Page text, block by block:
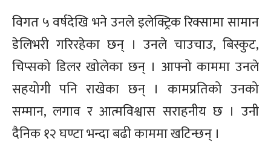
विगत ५ वर्षदेखि भने उनले इलेक्ट्रिक रिक्सामा सामान
डेलिभरी गरिरहेका छन् । उनले चाउचाउ, बिस्कुट,
चिप्सको डिलर खोलेका छन् । आफ्नो काममा उनले
सहयोगी पनि राखेका छन् । कामप्रतिको उनको
सम्मान, लगाव र आत्मविश्वास सराहनीय छ । उनी
दैनिक १२ घण्टा भन्दा बढी काममा खटिन्छन् ।